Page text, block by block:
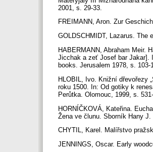
2001, s. 29-33.
FREIMANN, Aron. Zur
GOLDSCHMIDT, Lazarus. The
HABERMANN, Abraham Meir.
Jicchak a zeť Josef bar Jakar].
books. Jerusalem 1978, s. 103-
HLOBIL, Ivo. Knižní dřevořezy
roku 1500. In: Od gotiky k
Perůtka. Olomouc, 1999, s.
HORNÍČKOVÁ, Kateřina.
Žena ve člunu. Sborník Hany
CHYTIL, Karel. Malířstvo
JENNINGS, Oscar. Early